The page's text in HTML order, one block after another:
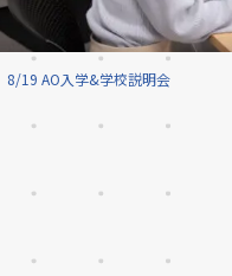
8/19 AO入学&学校説明会